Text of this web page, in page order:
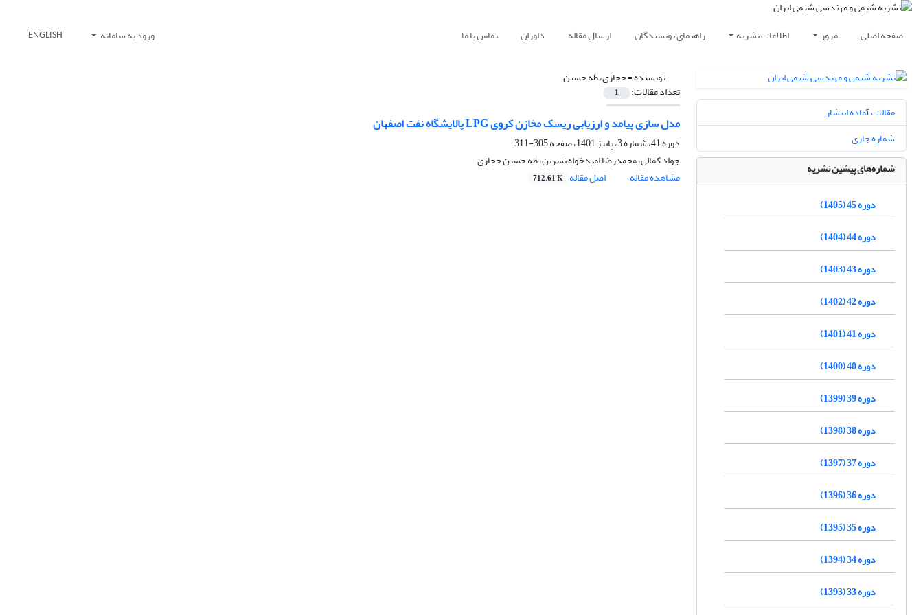
صفحه اصلی مرور اطلاعات نشریه راهنمای نویسندگان ارسال مقاله داوران تماس با ما ورود به سامانه ENGLISH
نویسنده =حجازی، طه حسین
تعداد مقالات: 1
مدل سازی پیامد و ارزیابی ریسک مخازن کروی LPG پالایشگاه نفت اصفهان
دوره 41، شماره 3، پاییز 1401، صفحه
305-311
جواد کمالی، محمدرضا امیدخواه نسرین، طه حسین حجازی
مشاهده مقاله
اصل مقاله 712.61 K
مقالات آماده انتشار
شماره جاری
شماره‌های پیشین نشریه
دوره 45 (1405)
دوره 44 (1404)
دوره 43 (1403)
دوره 42 (1402)
دوره 41 (1401)
دوره 40 (1400)
دوره 39 (1399)
دوره 38 (1398)
دوره 37 (1397)
دوره 36 (1396)
دوره 35 (1395)
دوره 34 (1394)
دوره 33 (1393)